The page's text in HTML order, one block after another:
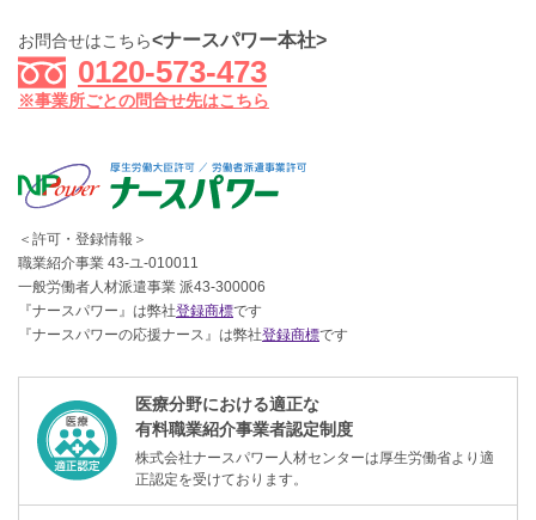
お問合せはこちら<ナースパワー本社>
0120-573-473
※事業所ごとの問合せ先はこちら
＜許可・登録情報＞
職業紹介事業 43-ユ-010011
一般労働者人材派遣事業 派43-300006
『ナースパワー』は弊社登録商標です
『ナースパワーの応援ナース』は弊社登録商標です
医療分野における適正な
有料職業紹介事業者認定制度
株式会社ナースパワー人材センターは厚生労働省より適
正認定を受けております。